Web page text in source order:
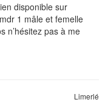
disponible sur
1 mâle et femelle
n’hésitez pas à me
Limerlé